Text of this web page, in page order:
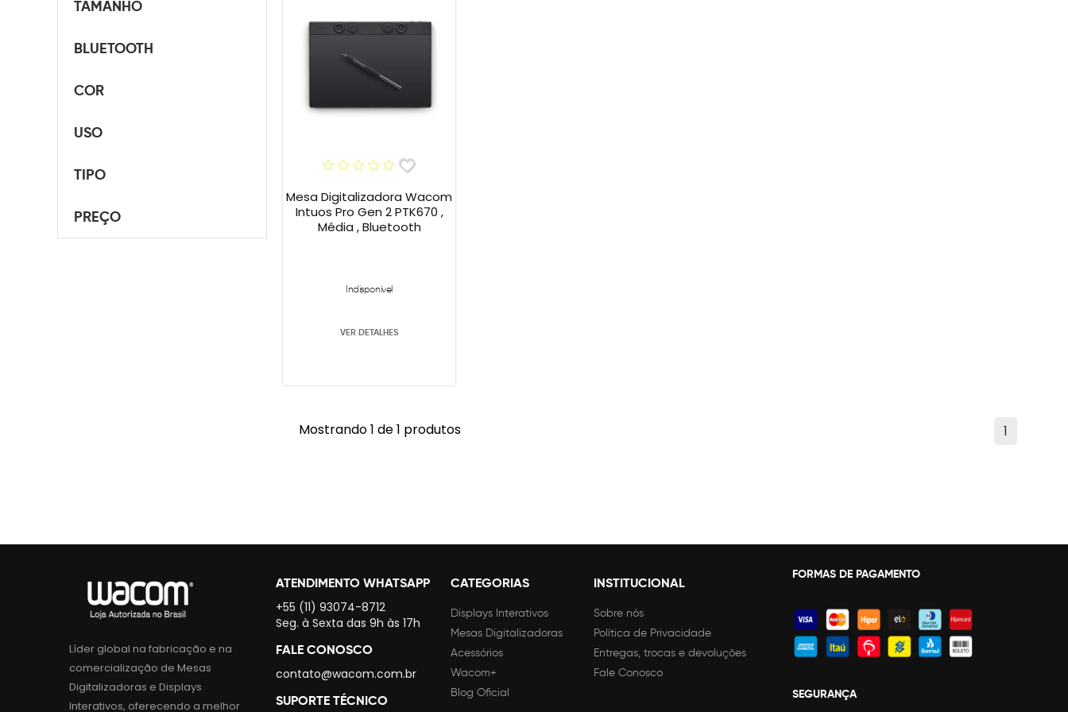
TAMANHO
BLUETOOTH
COR
USO
TIPO
PREÇO
Mesa Digitalizadora Wacom
Intuos Pro Gen 2 PTK670 ,
Média , Bluetooth
Indisponível
VER DETALHES
1
Mostrando 1 de 1 produtos
Líder global na fabricação e na
comercialização de Mesas
Digitalizadoras e Displays
Interativos, oferecendo a melhor
ATENDIMENTO WHATSAPP
+55 (11) 93074-8712
Seg. à Sexta das 9h às 17h
FALE CONOSCO
contato@wacom.com.br
SUPORTE TÉCNICO
CATEGORIAS
Displays Interativos
Mesas Digitalizadoras
Acessórios
Wacom+
Blog Oficial
INSTITUCIONAL
Sobre nós
Política de Privacidade
Entregas, trocas e devoluções
Fale Conosco
FORMAS DE PAGAMENTO
SEGURANÇA